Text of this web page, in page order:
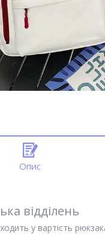
Опис
відділень
у вартість